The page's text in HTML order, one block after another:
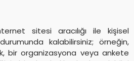
sitesi aracılığı ile kişisel
kalabilirsiniz; örneğin,
bir organizasyona veya ankete